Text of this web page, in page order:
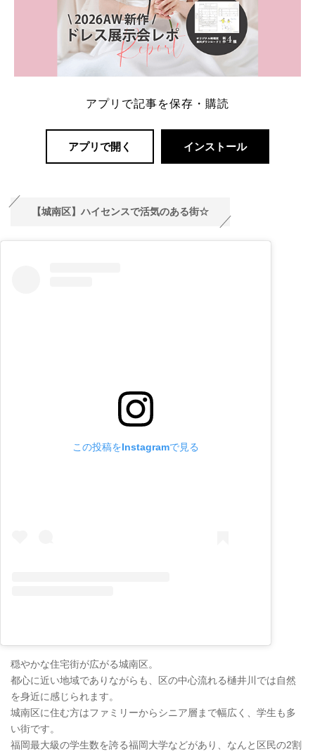
アプリで記事を保存・購読
アプリで開く インストール
【城南区】ハイセンスで活気のある街☆
この投稿をInstagramで見る
穏やかな住宅街が広がる城南区。
都心に近い地域でありながらも、区の中心流れる樋井川では自然
を身近に感じられます。
城南区に住む方はファミリーからシニア層まで幅広く、学生も多
い街です。
福岡最大級の学生数を誇る福岡大学などがあり、なんと区民の2割